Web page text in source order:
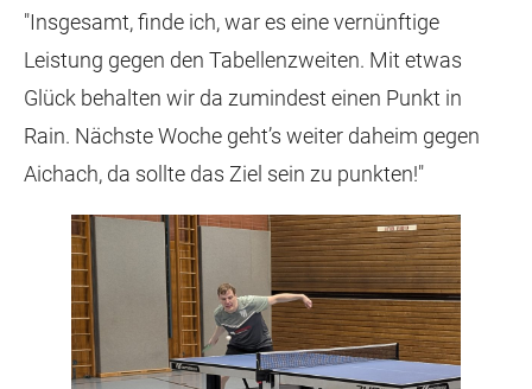
"Insgesamt, finde ich, war es eine vernünftige
Leistung gegen den Tabellenzweiten. Mit etwas
Glück behalten wir da zumindest einen Punkt in
Rain. Nächste Woche geht’s weiter daheim gegen
Aichach, da sollte das Ziel sein zu punkten!"